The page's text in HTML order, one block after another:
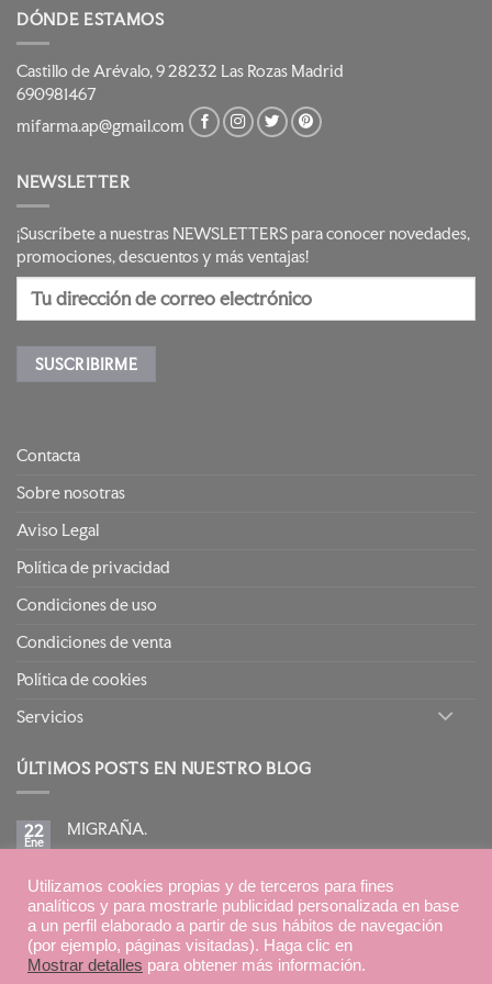
DÓNDE ESTAMOS
Castillo de Arévalo, 9 28232 Las Rozas Madrid
690981467
mifarma.ap@gmail.com
NEWSLETTER
¡Suscríbete a nuestras NEWSLETTERS para conocer novedades,
promociones, descuentos y más ventajas!
Contacta
Sobre nosotras
Aviso Legal
Política de privacidad
Condiciones de uso
Condiciones de venta
Política de cookies
Servicios
ÚLTIMOS POSTS EN NUESTRO BLOG
22
Ene
MIGRAÑA.
No
en
MIGRAÑA.
15
BIRETIX ISOREPAIR: PIELES GRASAS TENDENCIA
ACNEICA CON TRATAMIENTOS RETINOIDES
No
hay
comentarios
en
BIRETIX
Utilizamos cookies propias y de terceros para fines
analíticos y para mostrarle publicidad personalizada en base
a un perfil elaborado a partir de sus hábitos de navegación
(por ejemplo, páginas visitadas). Haga clic en
Mostrar detalles para obtener más información.